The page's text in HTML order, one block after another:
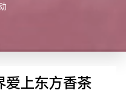
爱上东方香茶